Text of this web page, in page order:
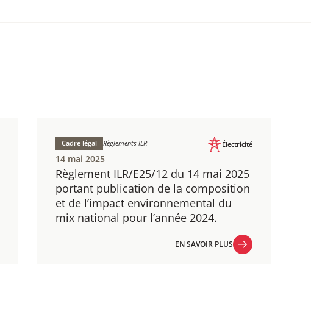
Règlement ILR/E25/12 du 14 mai 2025
portant publication de la composition
et de l’impact environnemental du
mix national pour l’année 2024.
Cadre légal Règlements ILR Électricité
14 mai 2025
EN SAVOIR PLUS